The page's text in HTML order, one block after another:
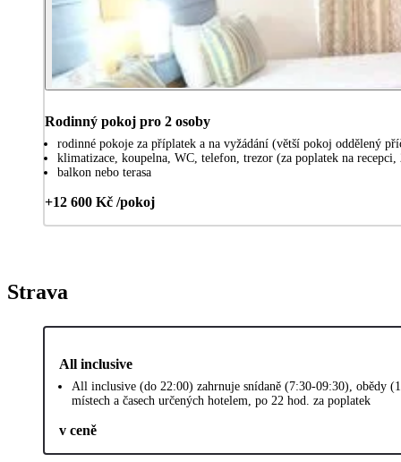
Rodinný pokoj pro 2 osoby
rodinné pokoje za příplatek a na vyžádání (větší pokoj oddělený
klimatizace, koupelna, WC, telefon, trezor (za poplatek na
balkon nebo terasa
+12 600 Kč /pokoj
Strava
All inclusive
All inclusive (do 22:00) zahrnuje snídaně (7:30-09:30), obědy
místech a časech určených hotelem, po 22 hod. za poplatek
v ceně